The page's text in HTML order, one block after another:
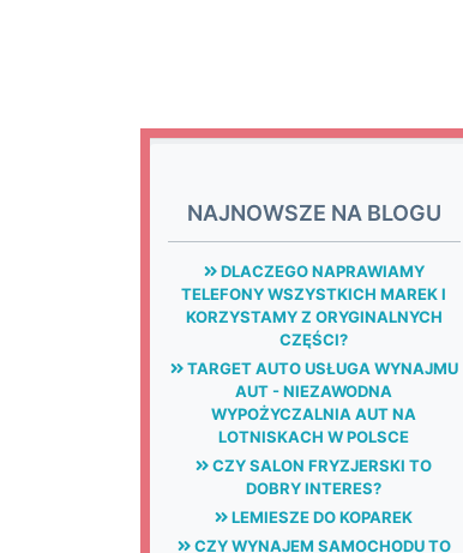
NAJNOWSZE NA BLOGU
DLACZEGO NAPRAWIAMY
TELEFONY WSZYSTKICH MAREK I
KORZYSTAMY Z ORYGINALNYCH
CZĘŚCI?
TARGET AUTO USŁUGA WYNAJMU
AUT - NIEZAWODNA
WYPOŻYCZALNIA AUT NA
LOTNISKACH W POLSCE
CZY SALON FRYZJERSKI TO
DOBRY INTERES?
LEMIESZE DO KOPAREK
CZY WYNAJEM SAMOCHODU TO